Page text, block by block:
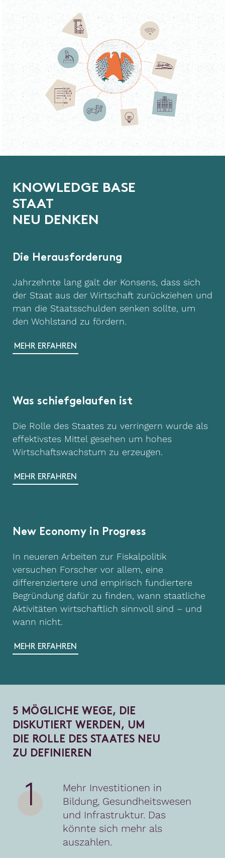
KNOWLEDGE BASE
STAAT
NEU DENKEN
Die Herausforderung
Jahrzehnte lang galt der Konsens, dass sich
der Staat aus der Wirtschaft zurückziehen und
man die Staatsschulden senken sollte, um
den Wohlstand zu fördern.
MEHR ERFAHREN
Was schiefgelaufen ist
Die Rolle des Staates zu verringern wurde als
effektivstes Mittel gesehen um hohes
Wirtschaftswachstum zu erzeugen.
MEHR ERFAHREN
New Economy in Progress
In neueren Arbeiten zur Fiskalpolitik
versuchen Forscher vor allem, eine
differenziertere und empirisch fundiertere
Begründung dafür zu finden, wann staatliche
Aktivitäten wirtschaftlich sinnvoll sind – und
wann nicht.
MEHR ERFAHREN
5 M ÖG L CH E W EG E, D E
D SKUT E RT W E RDE N , U M
D E RO L L E DES STAAT ES N EU
ZU DE F N E RE N
1
Mehr Investitionen in
Bildung, Gesundheitswesen
und Infrastruktur. Das
könnte sich mehr als
auszahlen.